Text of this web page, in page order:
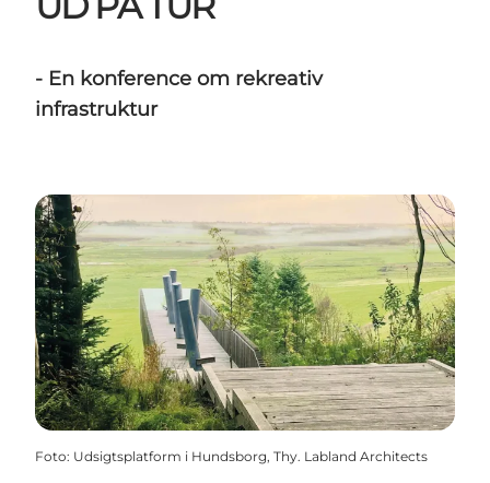
Om os
- En konference om rekreativ
infrastruktur
Foto: Udsigtsplatform i Hundsborg, Thy. Labland Architects